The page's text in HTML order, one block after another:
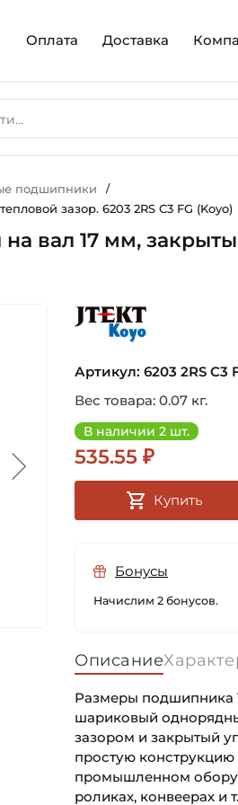
Оплата Доставка
подшипники /
зазор. 6203 2RS C3 FG (Koyo)
вал 17 мм,
Артикул: 6203 2RS C3
Вес товара: 0.07 кг.
В наличии 2 шт.
535.55 ₽
Купить
Бонусы
Начислим 2 бонусов.
Описание
Размеры подшипника
шариковый
зазором и закрытый
простую конструкцию
промышленном
роликах, конвеерах и